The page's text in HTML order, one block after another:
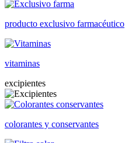
producto exclusivo farmacéutico
vitaminas
excipientes
colorantes y conservantes